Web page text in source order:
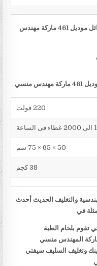
المرحلة الثانية: ماكينة غلق أغطية عبوات سوائل موديل 461 ماركة مهندس
منسي
220 فولت
50 × 65 × 75 سم
38 كجم
والتغليف الحديث أحدث
في
تقوم بلحام الطبة
ماركة المهندس منسي
وتغليف السليف سيفتي